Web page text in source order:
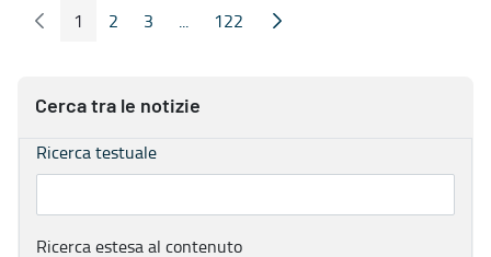
Pagina Precedente
Pagina
1 Pagina
2 Pagina
3 ...
Pagine intermedie
Pagina
122 Pagina Seguente
Cerca tra le notizie
Ricerca testuale
Ricerca estesa al contenuto